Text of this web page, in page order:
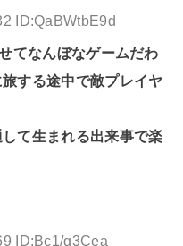
ID:QaBWtbE9d
てなんぼなゲームだわ
する途中で敵プレイヤ
て生まれる出来事で楽
ID:Bc1/q3Cea